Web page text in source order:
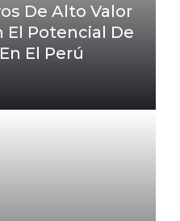
De Alto Valor
Potencial De
El Perú